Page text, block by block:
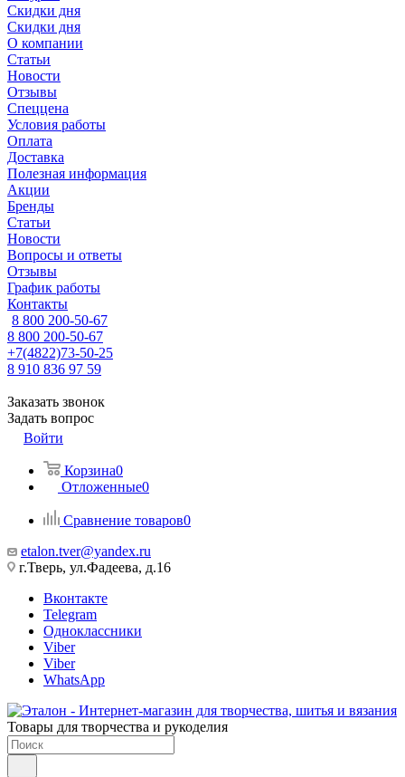
Скидки дня
Скидки дня
О компании
Статьи
Новости
Отзывы
Спеццена
Условия работы
Оплата
Доставка
Полезная информация
Акции
Бренды
Статьи
Новости
Вопросы и ответы
Отзывы
График работы
Контакты
8 800 200-50-67
8 800 200-50-67
+7(4822)73-50-25
8 910 836 97 59
Заказать звонок
Задать вопрос
Войти
Корзина0
Отложенные0
Сравнение товаров0
etalon.tver@yandex.ru
г.Тверь, ул.Фадеева, д.16
Вконтакте
Telegram
Одноклассники
Viber
Viber
WhatsApp
Товары для творчества и рукоделия